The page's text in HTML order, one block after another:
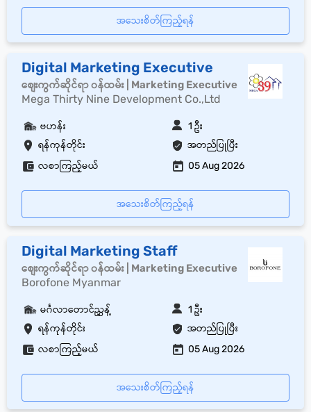
အသေးစိတ်ကြည့်ရန်
Digital Marketing Executive
စျေးကွက်ဆိုင်ရာ ၀န်ထမ်း | Marketing Executive
Mega Thirty Nine Development Co.,Ltd
ရန်ကုန်တိုင်း အတည်ပြုပြီး
ဗဟန်း 1 ဦး
လစာကြည့်မယ် 05 Aug 2026
အသေးစိတ်ကြည့်ရန်
Digital Marketing Staff
စျေးကွက်ဆိုင်ရာ ၀န်ထမ်း | Marketing Executive
Borofone Myanmar
ရန်ကုန်တိုင်း အတည်ပြုပြီး
မင်္ဂလာတောင်ညွှန့် 1 ဦး
လစာကြည့်မယ် 05 Aug 2026
အသေးစိတ်ကြည့်ရန်